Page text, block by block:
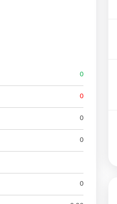
0
0
0
0
0